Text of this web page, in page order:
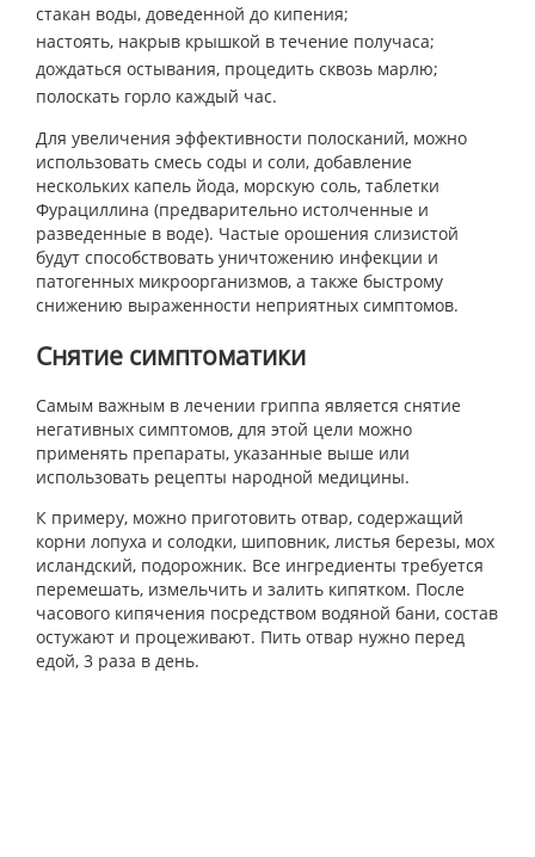
стакан воды, доведенной до кипения;
настоять, накрыв крышкой в течение получаса;
дождаться остывания, процедить сквозь марлю;
полоскать горло каждый час.
Для увеличения эффективности полосканий, можно
использовать смесь соды и соли, добавление
нескольких капель йода, морскую соль, таблетки
Фурациллина (предварительно истолченные и
разведенные в воде). Частые орошения слизистой
будут способствовать уничтожению инфекции и
патогенных микроорганизмов, а также быстрому
снижению выраженности неприятных симптомов.
Снятие симптоматики
Самым важным в лечении гриппа является снятие
негативных симптомов, для этой цели можно
применять препараты, указанные выше или
использовать рецепты народной медицины.
К примеру, можно приготовить отвар, содержащий
корни лопуха и солодки, шиповник, листья березы, мох
исландский, подорожник. Все ингредиенты требуется
перемешать, измельчить и залить кипятком. После
часового кипячения посредством водяной бани, состав
остужают и процеживают. Пить отвар нужно перед
едой, 3 раза в день.